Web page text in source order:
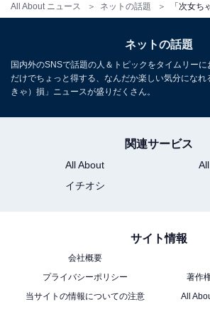
All About ニュース ネットの話題
ネットの話題
国内外のSNSで話題の人＆トピックをタイムリー
だけでちょっと得する、なんだか楽しい気分になれ
きゃ）損」ニュースが盛りだくさん。
関連サービス
All About
イチオシ
サイト情報
会社概要
プライバシーポリシー
著作
当サイトの情報についての注意
All